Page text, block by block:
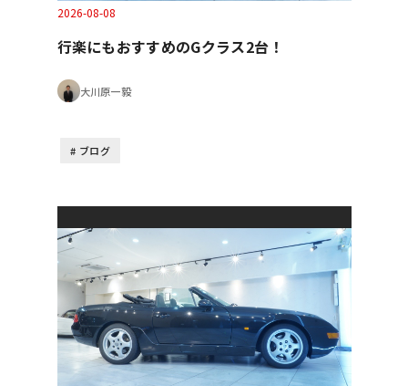
2026-08-08
行楽にもおすすめのGクラス2台！
大川原一毅
ブログ